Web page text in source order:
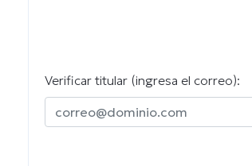
Verificar titular (ingresa el correo):